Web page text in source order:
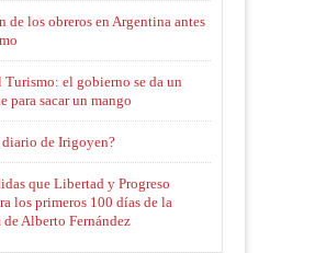
de los obreros en Argentina antes
Turismo: el gobierno se da un
para sacar un mango
diario de Irigoyen?
que Libertad y Progreso
los primeros 100 días de la
de Alberto Fernández